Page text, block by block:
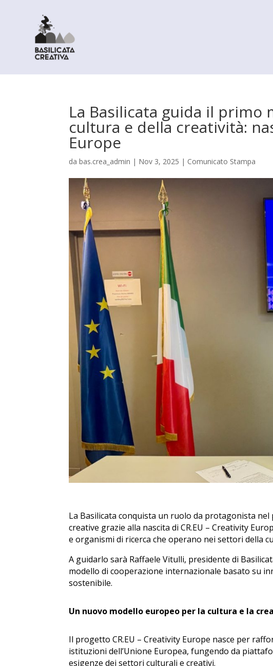
La Basilicata guida il
cultura e della creatività:
Europe
dabas.crea_admin | Nov 3, 2025 | Comunicato Stampa
La Basilicata conquista un ruolo da protagonista
creative grazie alla nascita di CR.EU – Creativity
e organismi di ricerca che operano nei settori della
A guidarlo sarà Raffaele Vitulli, presidente di
modello di cooperazione internazionale basato su
sostenibile.
Un nuovo modello europeo per la cultura e la
Il progetto CR.EU – Creativity Europe nasce per
istituzioni dell’Unione Europea, fungendo da
esigenze dei settori culturali e creativi.